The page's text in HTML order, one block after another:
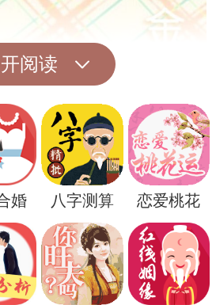
见脱发可能与自我形象和
被视为年龄增长的象征，
，则可能暗示了个体在自
阅读
婚 八字测算 恋爱桃花